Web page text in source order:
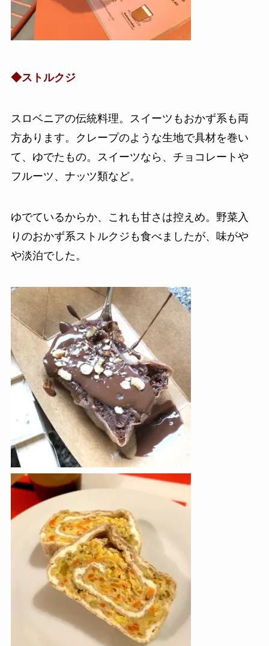
◆ストルクジ
スロベニアの伝統料理。スイーツもおかず系も両
方あります。クレープのような生地で具材を巻い
て、ゆでたもの。スイーツなら、チョコレートや
フルーツ、ナッツ類など。
ゆでているからか、これも甘さは控えめ。野菜入
りのおかず系ストルクジも食べましたが、味がや
や淡泊でした。